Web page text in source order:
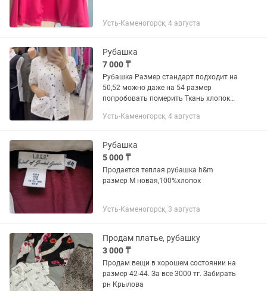
Усть-Каменогорск, 4 августа
Рубашка
7 000 ₸
Рубашка Размер стандарт подходит на
50,52 можно даже на 54 размер
попробовать померить Ткань хлопок
Усть-Каменогорск, 4 августа
Рубашка
5 000 ₸
Продается теплая рубашка h&m
размер М новая,100%хлопок
Усть-Каменогорск, 3 августа
Продам платье, рубашку
3 000 ₸
Продам вещи в хорошем состоянии на
размер 42-44. За все 3000 тг. Забирать
рн Крылова